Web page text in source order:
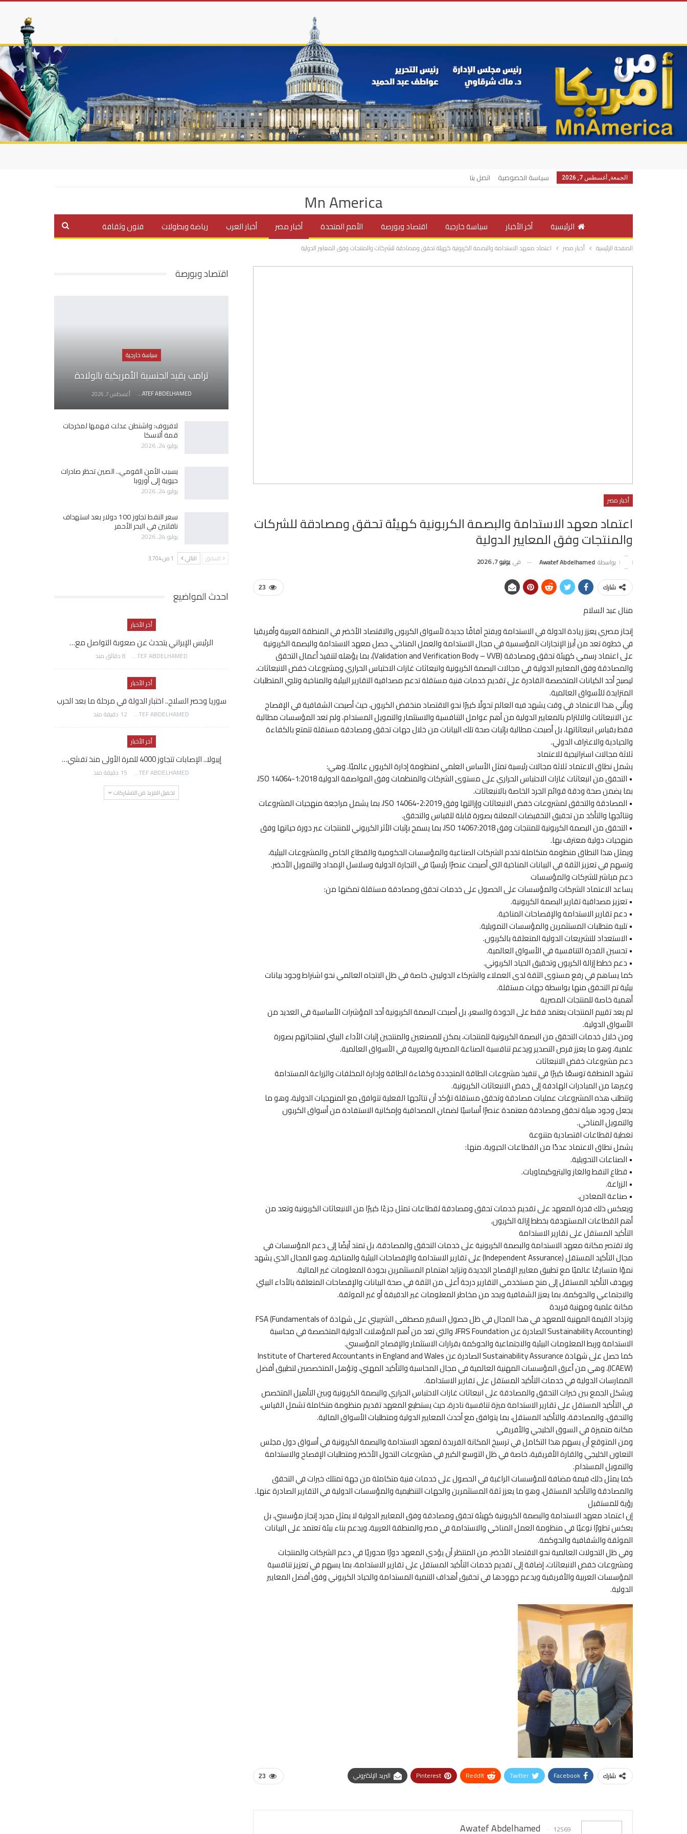
الجمعة, أغسطس 7, 2026 سياسة الخصوصية اتصل بنا
Mn America
الرئيسية أخر الأخبار سياسة خارجية اقتصاد وبورصة الأمم المتحدة أخبار مصر أخبار العرب رياضة وبطولات
فنون وثقافة
صحة وتغذية
المرأة والحياة المنح الدراسية مقالات علوم وتكنولوجيا الصفحة الرئيسية أخبار مصر اعتماد معهد الاستدامة والبصمة الكربونية كهيئة تحقق ومصادقة للشركات والمنتجات وفق المعايير الدولية
أخبار مصر
اعتماد معهد الاستدامة والبصمة الكربونية كهيئة تحقق ومصادقة للشركات
والمنتجات وفق المعايير الدولية
بواسطة Awatef Abdelhamed في يونيو 7, 2026
23 شارك
منال عبد السلام
إنجاز مصري يعزز ريادة الدولة في الاستدامة ويفتح آفاقًا جديدة لأسواق الكربون والاقتصاد الأخضر في المنطقة العربية وأفريقيا
في خطوة تعد من أبرز الإنجازات المؤسسية في مجال الاستدامة والعمل المناخي، حصل معهد الاستدامة والبصمة الكربونية
على اعتماد رسمي كهيئة تحقق ومصادقة (Validation and Verification Body – VVB)، بما يؤهله لتنفيذ أعمال التحقق
والمصادقة وفق المعايير الدولية في مجالات البصمة الكربونية وانبعاثات غازات الاحتباس الحراري ومشروعات خفض الانبعاثات،
ليصبح أحد الكيانات المتخصصة القادرة على تقديم خدمات فنية مستقلة تدعم مصداقية التقارير البيئية والمناخية وتلبي المتطلبات
المتزايدة للأسواق العالمية.
ويأتي هذا الاعتماد في وقت يشهد فيه العالم تحولًا كبيرًا نحو الاقتصاد منخفض الكربون، حيث أصبحت الشفافية في الإفصاح
عن الانبعاثات والالتزام بالمعايير الدولية من أهم عوامل التنافسية والاستثمار والتمويل المستدام، ولم تعد المؤسسات مطالبة
فقط بقياس انبعاثاتها، بل أصبحت مطالبة بإثبات صحة تلك البيانات من خلال جهات تحقق ومصادقة مستقلة تتمتع بالكفاءة
والحيادية والاعتراف الدولي.
ثلاثة مجالات استراتيجية للاعتماد
يشمل نطاق الاعتماد ثلاثة مجالات رئيسية تمثل الأساس العلمي لمنظومة إدارة الكربون عالميًا، وهي:
• التحقق من انبعاثات غازات الاحتباس الحراري على مستوى الشركات والمنظمات وفق المواصفة الدولية ISO 14064-1:2018،
بما يضمن صحة ودقة قوائم الجرد الخاصة بالانبعاثات.
• المصادقة والتحقق لمشروعات خفض الانبعاثات وإزالتها وفق ISO 14064-2:2019، بما يشمل مراجعة منهجيات المشروعات
ونتائجها والتأكد من تحقيق التخفيضات المعلنة بصورة قابلة للقياس والتحقق.
• التحقق من البصمة الكربونية للمنتجات وفق ISO 14067:2018، بما يسمح بإثبات الأثر الكربوني للمنتجات عبر دورة حياتها وفق
منهجيات دولية معترف بها.
ويمثل هذا النطاق منظومة متكاملة تخدم الشركات الصناعية والمؤسسات الحكومية والقطاع الخاص والمشروعات البيئية،
وتسهم في تعزيز الثقة في البيانات المناخية التي أصبحت عنصرًا رئيسيًا في التجارة الدولية وسلاسل الإمداد والتمويل الأخضر.
دعم مباشر للشركات والمؤسسات
يساعد الاعتماد الشركات والمؤسسات على الحصول على خدمات تحقق ومصادقة مستقلة تمكنها من:
• تعزيز مصداقية تقارير البصمة الكربونية.
• دعم تقارير الاستدامة والإفصاحات المناخية.
• تلبية متطلبات المستثمرين والمؤسسات التمويلية.
• الاستعداد للتشريعات الدولية المتعلقة بالكربون.
• تحسين القدرة التنافسية في الأسواق العالمية.
• دعم خطط إزالة الكربون وتحقيق الحياد الكربوني.
كما يساهم في رفع مستوى الثقة لدى العملاء والشركاء الدوليين، خاصة في ظل الاتجاه العالمي نحو اشتراط وجود بيانات
بيئية تم التحقق منها بواسطة جهات مستقلة.
أهمية خاصة للمنتجات المصرية
لم يعد تقييم المنتجات يعتمد فقط على الجودة والسعر، بل أصبحت البصمة الكربونية أحد المؤشرات الأساسية في العديد من
الأسواق الدولية.
ومن خلال خدمات التحقق من البصمة الكربونية للمنتجات، يمكن للمصنعين والمنتجين إثبات الأداء البيئي لمنتجاتهم بصورة
علمية، وهو ما يعزز فرص التصدير ويدعم تنافسية الصناعة المصرية والعربية في الأسواق العالمية.
دعم مشروعات خفض الانبعاثات
تشهد المنطقة توسعًا كبيرًا في تنفيذ مشروعات الطاقة المتجددة وكفاءة الطاقة وإدارة المخلفات والزراعة المستدامة
وغيرها من المبادرات الهادفة إلى خفض الانبعاثات الكربونية.
وتتطلب هذه المشروعات عمليات مصادقة وتحقق مستقلة تؤكد أن نتائجها الفعلية تتوافق مع المنهجيات الدولية، وهو ما
يجعل وجود هيئة تحقق ومصادقة معتمدة عنصرًا أساسيًا لضمان المصداقية وإمكانية الاستفادة من أسواق الكربون
والتمويل المناخي.
تغطية لقطاعات اقتصادية متنوعة
يشمل نطاق الاعتماد عددًا من القطاعات الحيوية، منها:
• الصناعات التحويلية.
• قطاع النفط والغاز والبتروكيماويات.
• الزراعة.
• صناعة المعادن.
ويعكس ذلك قدرة المعهد على تقديم خدمات تحقق ومصادقة لقطاعات تمثل جزءًا كبيرًا من الانبعاثات الكربونية وتعد من
أهم القطاعات المستهدفة بخطط إزالة الكربون.
التأكيد المستقل على تقارير الاستدامة
ولا تقتصر مكانة معهد الاستدامة والبصمة الكربونية على خدمات التحقق والمصادقة، بل تمتد أيضًا إلى دعم المؤسسات في
مجال التأكيد المستقل (Independent Assurance) على تقارير الاستدامة والإفصاحات البيئية والمناخية، وهو المجال الذي يشهد
نموًا متسارعًا عالميًا مع تطبيق معايير الإفصاح الجديدة وتزايد اهتمام المستثمرين بجودة المعلومات غير المالية.
ويهدف التأكيد المستقل إلى منح مستخدمي التقارير درجة أعلى من الثقة في صحة البيانات والإفصاحات المتعلقة بالأداء البيئي
والاجتماعي والحوكمة، بما يعزز الشفافية ويحد من مخاطر المعلومات غير الدقيقة أو غير الموثقة.
مكانة علمية ومهنية فريدة
وتزداد القيمة المهنية للمعهد في هذا المجال في ظل حصول السفير مصطفى الشربيني على شهادة FSA (Fundamentals of
Sustainability Accounting) الصادرة عن IFRS Foundation، والتي تعد من أهم المؤهلات الدولية المتخصصة في محاسبة
الاستدامة وربط المعلومات البيئية والاجتماعية والحوكمة بقرارات الاستثمار والإفصاح المؤسسي.
كما حصل على شهادة Sustainability Assurance الصادرة عن Institute of Chartered Accountants in England and Wales
(ICAEW)، وهي من أعرق المؤسسات المهنية العالمية في مجال المحاسبة والتأكيد المهني، وتؤهل المتخصصين لتطبيق أفضل
الممارسات الدولية في خدمات التأكيد المستقل على تقارير الاستدامة.
ويشكل الجمع بين خبرات التحقق والمصادقة على انبعاثات غازات الاحتباس الحراري والبصمة الكربونية وبين التأهيل المتخصص
في التأكيد المستقل على تقارير الاستدامة ميزة تنافسية نادرة، حيث يستطيع المعهد تقديم منظومة متكاملة تشمل القياس،
والتحقق، والمصادقة، والتأكيد المستقل، بما يتوافق مع أحدث المعايير الدولية ومتطلبات الأسواق المالية.
مكانة متميزة في السوق الخليجي والأفريقي
ومن المتوقع أن يسهم هذا التكامل في ترسيخ المكانة الفريدة لمعهد الاستدامة والبصمة الكربونية في أسواق دول مجلس
التعاون الخليجي والقارة الأفريقية، خاصة في ظل التوسع الكبير في مشروعات التحول الأخضر ومتطلبات الإفصاح والاستدامة
والتمويل المستدام.
كما يمثل ذلك قيمة مضافة للمؤسسات الراغبة في الحصول على خدمات فنية متكاملة من جهة تمتلك خبرات في التحقق
والمصادقة والتأكيد المستقل، وهو ما يعزز ثقة المستثمرين والجهات التنظيمية والمؤسسات الدولية في التقارير الصادرة عنها.
رؤية للمستقبل
إن اعتماد معهد الاستدامة والبصمة الكربونية كهيئة تحقق ومصادقة وفق المعايير الدولية لا يمثل مجرد إنجاز مؤسسي، بل
يعكس تطورًا نوعيًا في منظومة العمل المناخي والاستدامة في مصر والمنطقة العربية، ويدعم بناء بيئة تعتمد على البيانات
الموثقة والشفافية والحوكمة.
وفي ظل التحولات العالمية نحو الاقتصاد الأخضر، من المنتظر أن يؤدي المعهد دورًا محوريًا في دعم الشركات والمنتجات
ومشروعات خفض الانبعاثات، إضافة إلى تقديم خدمات التأكيد المستقل على تقارير الاستدامة، بما يسهم في تعزيز تنافسية
المؤسسات العربية والأفريقية ويدعم جهودها في تحقيق أهداف التنمية المستدامة والحياد الكربوني وفق أفضل المعايير
الدولية.
23 شارك Facebook
Twitter
ReddIt
Pinterest البريد الإلكتروني
Awatef Abdelhamed 12569
اقتصاد وبورصة
سياسة خارجية
ترامب يقيد الجنسية الأمريكية بالولادة
AWATEF ABDELHAMED أغسطس 7, 2026
لافروف: واشنطن عدلت فهمها لمخرجات
قمة ألاسكا
يوليو 24, 2026
بسبب الأمن القومي.. الصين تحظر صادرات
حيوية إلى أوروبا
يوليو 24, 2026
سعر النفط تجاوز 100 دولار بعد استهداف
ناقلتين في البحر الأحمر
يوليو 24, 2026
السابق التالي 1 من 3٬704
احدث المواضيع
أخر الأخبار
الرئيس الإيراني يتحدث عن صعوبة التواصل مع…
AWATEF ABDELHAMED 8 دقائق منذ
أخر الأخبار
سوريا وحصر السلاح.. اختبار الدولة في مرحلة ما بعد الحرب
AWATEF ABDELHAMED 12 دقيقة منذ
أخر الأخبار
إيبولا.. الإصابات تتجاوز 4000 للمرة الأولى منذ تفشي…
AWATEF ABDELHAMED 15 دقيقة منذ
تحميل المزيد من المشاركات